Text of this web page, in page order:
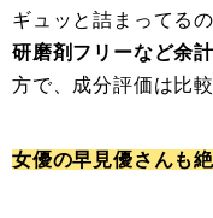
ギュッと詰まってる
研磨剤フリーなど余
方で、成分評価は比
女優の早見優さんも絶